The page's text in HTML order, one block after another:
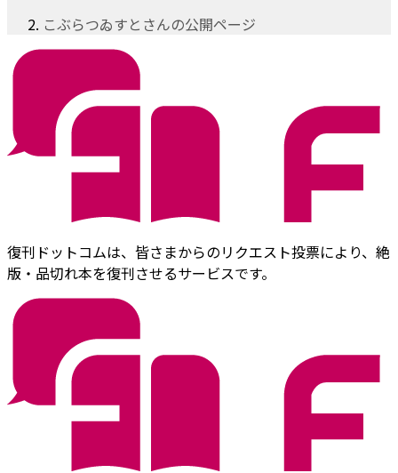
こぶらつゐすとさんの公開ページ
復刊ドットコムは、皆さまからのリクエスト投票により、絶
版・品切れ本を復刊させるサービスです。